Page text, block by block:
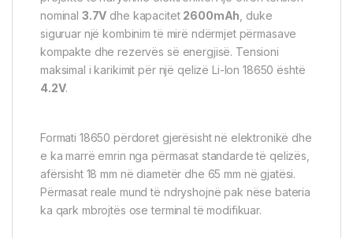
nominal 3.7V dhe kapacitet 2600mAh , duke
siguruar një kombinim të mirë ndërmjet përmasave
kompakte dhe rezervës së energjisë. Tensioni
maksimal i karikimit për një qelizë Li-Ion 18650 është
4.2V.
Formati 18650 përdoret gjerësisht në elektronikë dhe
e ka marrë emrin nga përmasat standarde të qelizës,
afërsisht 18 mm në diametër dhe 65 mm në gjatësi.
Përmasat reale mund të ndryshojnë pak nëse bateria
ka qark mbrojtës ose terminal të modifikuar.